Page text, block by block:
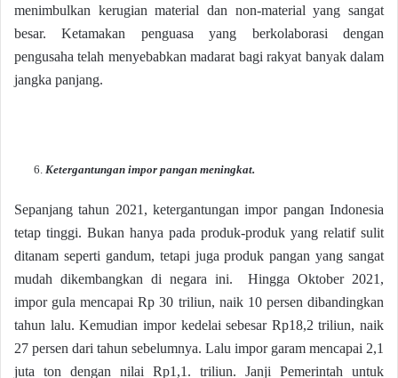
menimbulkan kerugian material dan non-material yang sangat
besar. Ketamakan penguasa yang berkolaborasi dengan
pengusaha telah menyebabkan madarat bagi rakyat banyak dalam
jangka panjang.
Ketergantungan impor pangan meningkat.
Sepanjang tahun 2021, ketergantungan impor pangan Indonesia
tetap tinggi. Bukan hanya pada produk-produk yang relatif sulit
ditanam seperti gandum, tetapi juga produk pangan yang sangat
mudah dikembangkan di negara ini. Hingga Oktober 2021,
impor gula mencapai Rp 30 triliun, naik 10 persen dibandingkan
tahun lalu. Kemudian impor kedelai sebesar Rp18,2 triliun, naik
27 persen dari tahun sebelumnya. Lalu impor garam mencapai 2,1
juta ton dengan nilai Rp1,1. triliun. Janji Pemerintah untuk